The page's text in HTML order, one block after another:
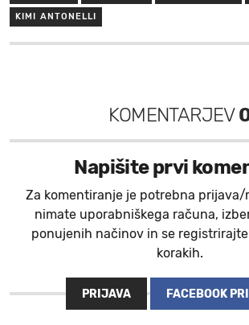
KIMI ANTONELLI
KOMENTARJEV
Napišite prvi
Za komentiranje je potrebna prijava/
nimate uporabniškega računa,
ponujenih načinov in se
korakih.
PRIJAVA FACEBOOK